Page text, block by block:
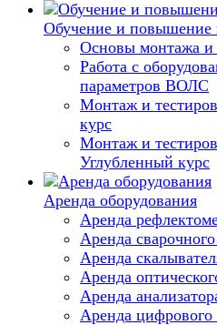
Обучение и повышение
Основы монтажа
Работа с
параметров ВОЛС
Монтаж и
курс
Монтаж и
Углубленный курс
Аренда оборудования
Аренда
Аренда
Аренда
Аренда
Аренда
Аренда цифрового